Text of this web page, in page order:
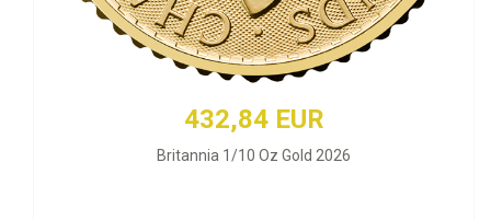
432,84 EUR
Britannia 1/10 Oz Gold 2026